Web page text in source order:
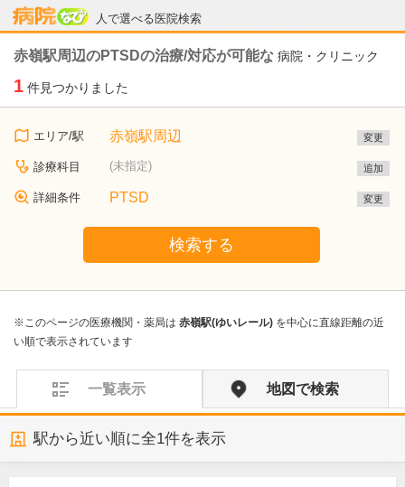
人で選べる医院検索
病院なび
赤嶺駅周辺のPTSDの治療/対応が可能な 病院・クリニック
1 件見つかりました
エリア/駅 赤嶺駅周辺 変更
診療科目 (未指定) 追加
詳細条件 PTSD 変更
検索する
※このページの医療機関・薬局は 赤嶺駅(ゆいレール) を中心に直線距離の近
い順で表示されています
一覧表示 地図で検索
駅から近い順に全1件を表示